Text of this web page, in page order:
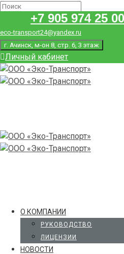
+7 905 974 25 00
eco-transport24@yandex.ru
г. Ачинск, м-он 8, стр. 6, 3 этаж
Личный кабинет
О КОМПАНИИ
РУКОВОДСТВО
ЛИЦЕНЗИИ
НОВОСТИ